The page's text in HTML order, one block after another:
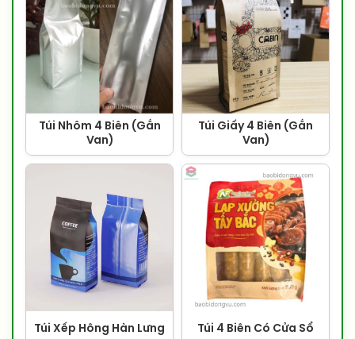
Túi Nhôm 4 Biên (Gắn
Van)
Túi Giấy 4 Biên (Gắn
Van)
Túi Xếp Hông Hàn Lưng Túi 4 Biên Có Cửa Sổ